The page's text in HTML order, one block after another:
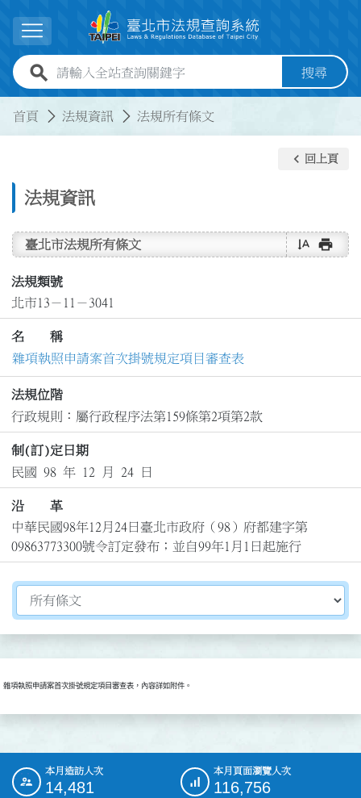
展開選單
全站查詢關鍵字欄位 搜尋
首頁 法規資訊 法規所有條文
法規資訊
keyboard_arrow_left 回上頁
臺北市法規所有條文 text_rotate_vertical print
法規類號
北市13－11－3041
名 稱
雜項執照申請案首次掛號規定項目審查表
法規位階
行政規則：屬行政程序法第159條第2項第2款
制(訂)定日期
民國 98 年 12 月 24 日
沿 革
中華民國98年12月24日臺北市政府（98）府都建字第
09863773300號令訂定發布；並自99年1月1日起施行
切換選擇法規資訊內容
雜項執照申請案首次掛號規定項目審查表，內容詳如附件。
::: 本月造訪人次
14,481
本月頁面瀏覽人次
116,756